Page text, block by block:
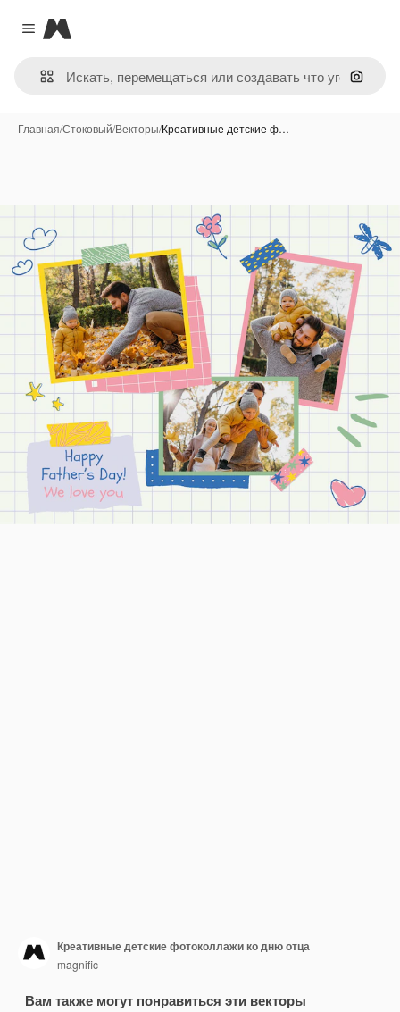
Close menu
Magnific
Поиск
Главная/Стоковый/Векторы/Креативные детские ф…
Креативные детские фотоколлажи ко дню отца
magnific
Вам также могут понравиться эти векторы